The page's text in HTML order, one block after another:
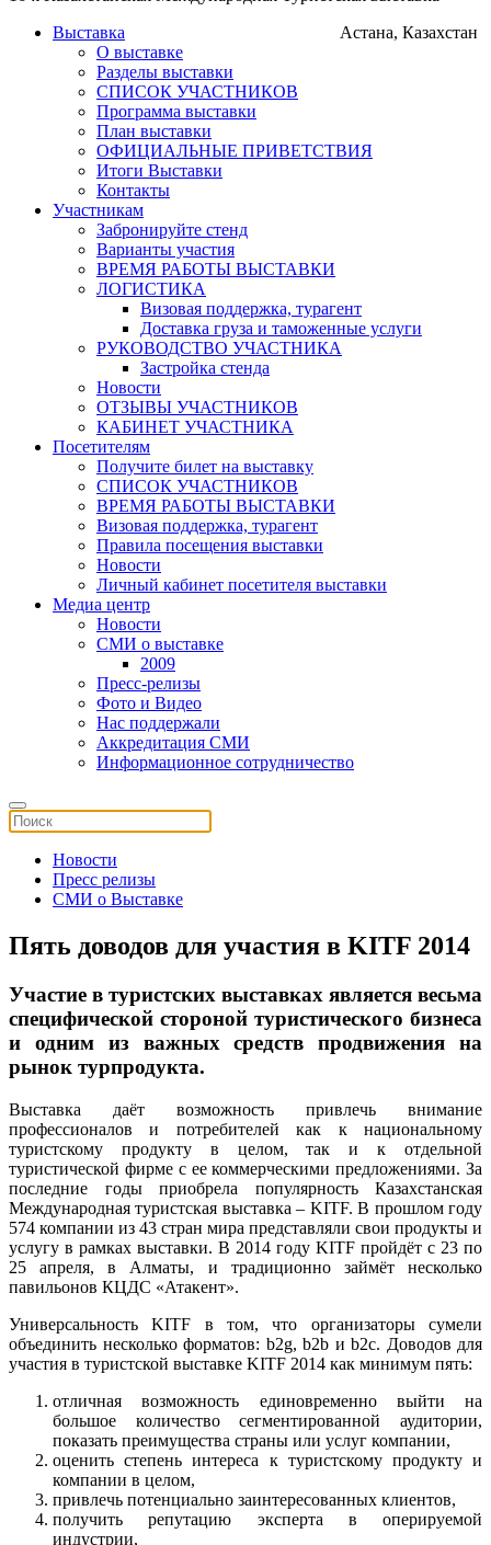
Астана, Казахстан
Выставка
О выставке
Разделы выставки
СПИСОК УЧАСТНИКОВ
Программа выставки
План выставки
ОФИЦИАЛЬНЫЕ ПРИВЕТСТВИЯ
Итоги Выставки
Контакты
Участникам
Забронируйте стенд
Варианты участия
ВРЕМЯ РАБОТЫ ВЫСТАВКИ
ЛОГИСТИКА
Визовая поддержка, турагент
Доставка груза и таможенные услуги
РУКОВОДСТВО УЧАСТНИКА
Застройка стенда
Новости
ОТЗЫВЫ УЧАСТНИКОВ
КАБИНЕТ УЧАСТНИКА
Посетителям
Получите билет на выставку
СПИСОК УЧАСТНИКОВ
ВРЕМЯ РАБОТЫ ВЫСТАВКИ
Визовая поддержка, турагент
Правила посещения выставки
Новости
Личный кабинет посетителя выставки
Медиа центр
Новости
СМИ о выставке
2009
Пресс-релизы
Фото и Видео
Нас поддержали
Аккредитация СМИ
Информационное сотрудничество
Новости
Пресс релизы
СМИ о Выставке
Пять доводов для участия в KITF 2014
Участие в туристских выставках является весьма
специфической стороной туристического бизнеса
и одним из важных средств продвижения на
рынок турпродукта.
Выставка даёт возможность привлечь внимание
профессионалов и потребителей как к национальному
туристскому продукту в целом, так и к отдельной
туристической фирме с ее коммерческими предложениями. За
последние годы приобрела популярность Казахстанская
Международная туристская выставка – KITF. В прошлом году
574 компании из 43 стран мира представляли свои продукты и
услугу в рамках выставки. В 2014 году KITF пройдёт с 23 по
25 апреля, в Алматы, и традиционно займёт несколько
павильонов КЦДС «Атакент».
Универсальность KITF в том, что организаторы сумели
объединить несколько форматов: b2g, b2b и b2c. Доводов для
участия в туристской выставке KITF 2014 как минимум пять:
отличная возможность единовременно выйти на
большое количество сегментированной аудитории,
показать преимущества страны или услуг компании,
оценить степень интереса к туристскому продукту и
компании в целом,
привлечь потенциально заинтересованных клиентов,
получить репутацию эксперта в оперируемой
индустрии,